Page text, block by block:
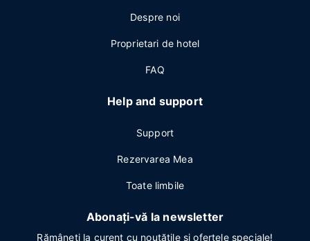
Despre noi
Proprietari de hotel
FAQ
Help and support
Support
Rezervarea Mea
Toate limbile
Abonați-vă la newsletter
Rămâneți la curent cu noutățile și ofertele speciale!